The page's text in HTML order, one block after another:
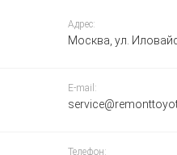
Адрес:
Москва, ул.
E-mail:
Телефон: